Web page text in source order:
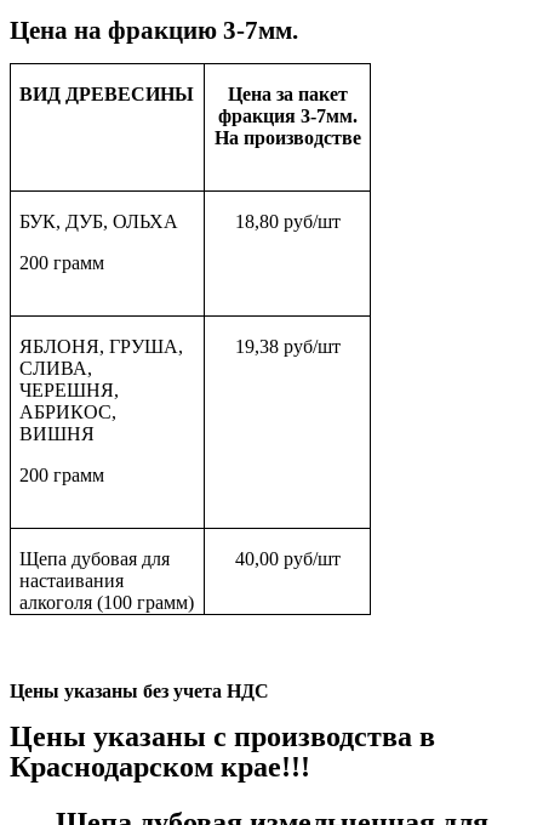
Цена на фракцию 3-7мм.
ВИД ДРЕВЕСИНЫ
Цена за пакет
фракция 3-7мм.
На производстве
БУК, ДУБ, ОЛЬХА
200 грамм
18,80 руб/шт
ЯБЛОНЯ, ГРУША,
СЛИВА,
ЧЕРЕШНЯ,
АБРИКОС,
ВИШНЯ
200 грамм
19,38 руб/шт
Щепа дубовая для
настаивания
алкоголя (100 грамм)
40,00 руб/шт
Цены указаны без учета НДС
Цены указаны с производства в
Краснодарском крае!!!